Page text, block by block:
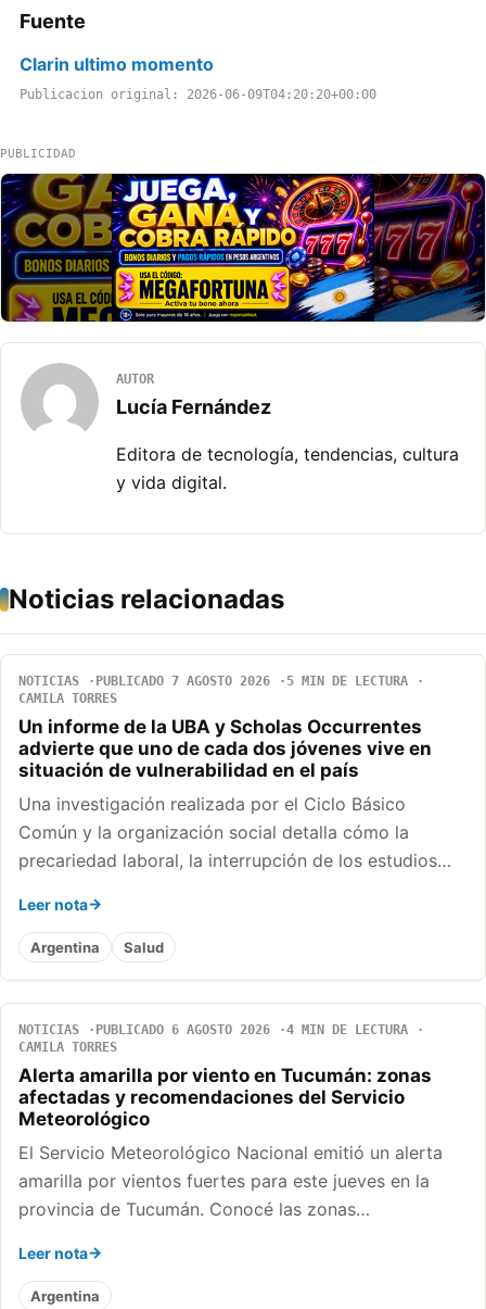
Fuente
Clarin ultimo momento
Publicacion original: 2026-06-09T04:20:20+00:00
PUBLICIDAD
AUTOR
Lucía Fernández
Editora de tecnología, tendencias, cultura
y vida digital.
Noticias relacionadas
NOTICIAS PUBLICADO 7 AGOSTO 2026
5 MIN DE LECTURA
CAMILA TORRES
Un informe de la UBA y Scholas Occurrentes
advierte que uno de cada dos jóvenes vive en
situación de vulnerabilidad en el país
Una investigación realizada por el Ciclo Básico
Común y la organización social detalla cómo la
precariedad laboral, la interrupción de los estudios…
Leer nota
Argentina Salud
NOTICIAS PUBLICADO 6 AGOSTO 2026
4 MIN DE LECTURA
CAMILA TORRES
Alerta amarilla por viento en Tucumán: zonas
afectadas y recomendaciones del Servicio
Meteorológico
El Servicio Meteorológico Nacional emitió un alerta
amarilla por vientos fuertes para este jueves en la
provincia de Tucumán. Conocé las zonas…
Leer nota
Argentina